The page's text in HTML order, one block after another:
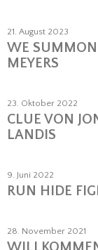
21. August 2023
WE SUMMON
MEYERS
23. Oktober 2022
CLUE VON
LANDIS
9. Juni 2022
RUN HIDE
28. November 2021